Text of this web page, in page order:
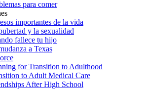
para comer
importantes de la vida
y la sexualidad
fallece tu hijo
a Texas
for Transition to Adulthood
to Adult Medical Care
After High School